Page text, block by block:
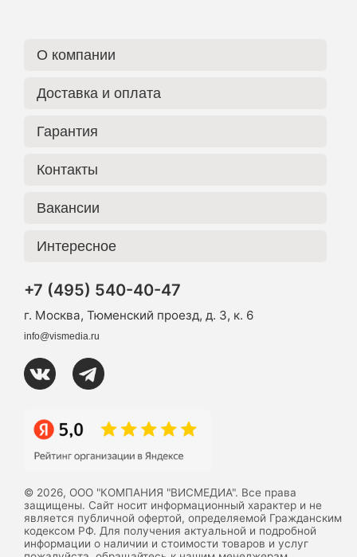
О компании
Доставка и оплата
Гарантия
Контакты
Вакансии
Интересное
+7 (495) 540-40-47
г. Москва, Тюменский проезд, д. 3, к. 6
info@vismedia.ru
© 2026, ООО "КОМПАНИЯ "ВИСМЕДИА". Все права
защищены. Сайт носит информационный характер и не
является публичной офертой, определяемой Гражданским
кодексом РФ. Для получения актуальной и подробной
информации о наличии и стоимости товаров и услуг